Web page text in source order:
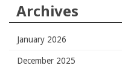
Archives
January 2026
December 2025